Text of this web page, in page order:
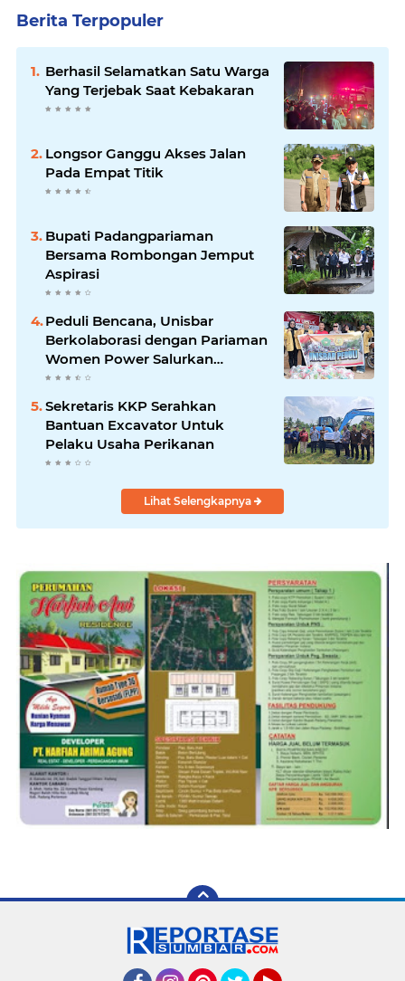
Berita Terpopuler
Berhasil Selamatkan Satu Warga
Yang Terjebak Saat Kebakaran
Longsor Ganggu Akses Jalan
Pada Empat Titik
Bupati Padangpariaman
Bersama Rombongan Jemput
Aspirasi
Peduli Bencana, Unisbar
Berkolaborasi dengan Pariaman
Women Power Salurkan
Bantuan untuk Korban Banjir di
Padang
Sekretaris KKP Serahkan
Bantuan Excavator Untuk
Pelaku Usaha Perikanan
Lihat Selengkapnya